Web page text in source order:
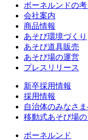
ボーネルンドの考
会社案内
商品情報
あそび環境づくり
あそび道具販売
あそび場の運営
プレスリリース
新卒採用情報
採用情報
自治体のみなさ
移動式あそび場
ボーネルンド